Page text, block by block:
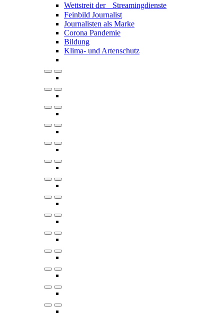
Wettstreit der Streamingdienste
Feinbild Journalist
Journalisten als Marke
Corona Pandemie
Bildung
Klima- und Artenschutz